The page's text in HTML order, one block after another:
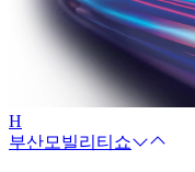
H
부산모빌리티쇼